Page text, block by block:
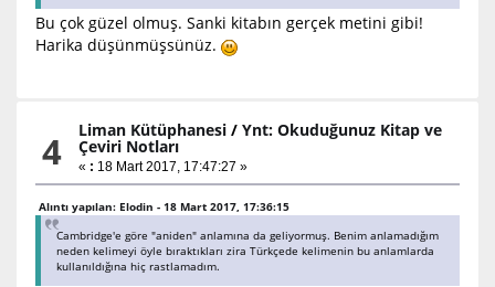
Bu çok güzel olmuş. Sanki kitabın gerçek metini gibi!
Harika düşünmüşsünüz.
4 Liman Kütüphanesi /Ynt: Okuduğunuz Kitap ve
Çeviri Notları
« : 18 Mart 2017, 17:47:27 »
Alıntı yapılan: Elodin - 18 Mart 2017, 17:36:15
Cambridge'e göre "aniden" anlamına da geliyormuş. Benim anlamadığım
neden kelimeyi öyle bıraktıkları zira Türkçede kelimenin bu anlamlarda
kullanıldığına hiç rastlamadım.